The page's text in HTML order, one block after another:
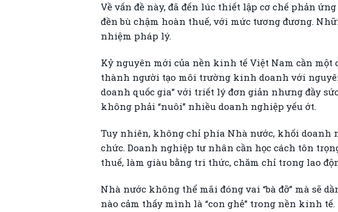
Về vấn đề này, đã đến lúc thiết lập cơ chế phản
đền bù chậm hoàn thuế, với mức tương đương.
nhiệm pháp lý.
Kỷ nguyên mới của nền kinh tế Việt Nam cần một
thành người tạo môi trường kinh doanh với
doanh quốc gia” với triết lý đơn giản nhưng đầy
không phải “nuôi” nhiều doanh nghiệp yếu ớt.
Tuy nhiên, không chỉ phía Nhà nước, khối doanh
chức. Doanh nghiệp tư nhân cần học cách tôn
thuế, làm giàu bằng tri thức, chăm chỉ trong lao
Nhà nước không thể mãi đóng vai “bà đỡ” mà sẽ
nào cảm thấy mình là “con ghẻ” trong nền kinh tế.